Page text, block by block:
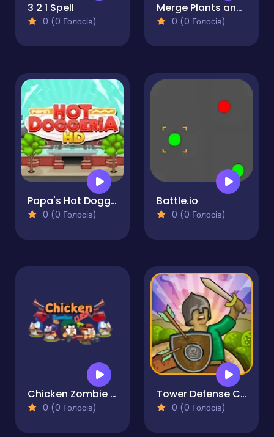
3 2 1 Spell
0 (0 Голосів)
Merge Plants and Zombies
0 (0 Голосів)
Papa's Hot Doggeria
0 (0 Голосів)
Battle.io
0 (0 Голосів)
Chicken Zombie Clash
0 (0 Голосів)
Tower Defense Clash
0 (0 Голосів)